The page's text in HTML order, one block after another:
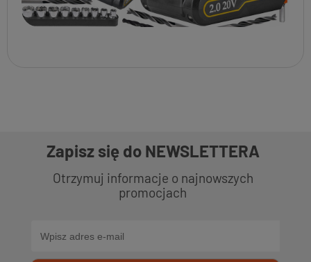
Zapisz się do NEWSLETTERA
Otrzymuj informacje o najnowszych
promocjach